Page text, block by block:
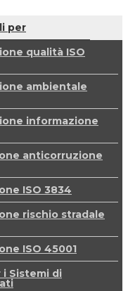
per
qualità ISO
ambientale
informazione
anticorruzione
ISO 3834
rischio stradale
ISO 45001
i Sistemi di